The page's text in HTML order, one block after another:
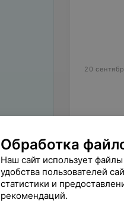
20
20
Обработка
Наш сайт использует
удобства пользователей
статистики и
рекомендаций.